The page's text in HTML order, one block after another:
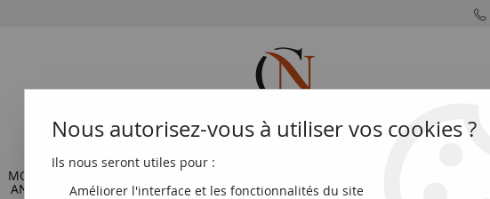
MONNAIES
ANTIQUES FRANÇAISES DU MONDE EUROS
Nous autorisez-vous à utiliser vos cookies ?
Ils nous seront utiles pour :
Améliorer l'interface et les fonctionnalités du site